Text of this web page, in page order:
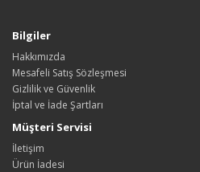
Bilgiler
Hakkımızda
Mesafeli Satış Sözleşmesi
Gizlilik ve Güvenlik
İptal ve İade Şartları
Müşteri Servisi
İletişim
Ürün İadesi